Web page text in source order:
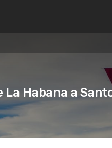
Habana a